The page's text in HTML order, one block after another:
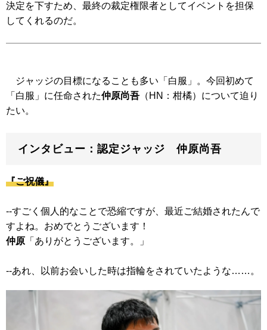
決定を下すため、最終の裁定権限者としてイベントを担保
してくれるのだ。
ジャッジの目標になることも多い「白服」。今回初めて
「白服」に任命された仲原尚吾 （HN：柑橘）について迫り
たい。
インタビュー：認定ジャッジ 仲原尚吾
『ご祝儀』
--すごく個人的なことで恐縮ですが、最近ご結婚されたんで
すよね。おめでとうございます！
仲原 「ありがとうございます。」
--あれ、以前お会いした時は指輪をされていたような……。